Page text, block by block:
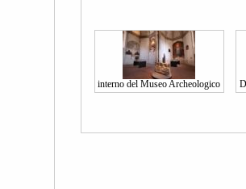
interno del Museo Archeologico